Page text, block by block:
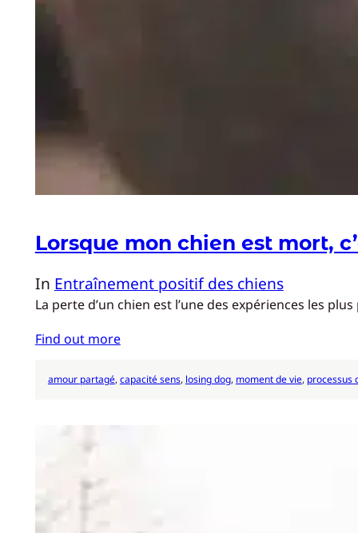
Lorsque mon chien est mort,
In Entraînement positif des chiens
La perte d’un chien est l’une des expériences les
Find out more
amour partagé, capacité sens, losing dog, moment de vie, processus